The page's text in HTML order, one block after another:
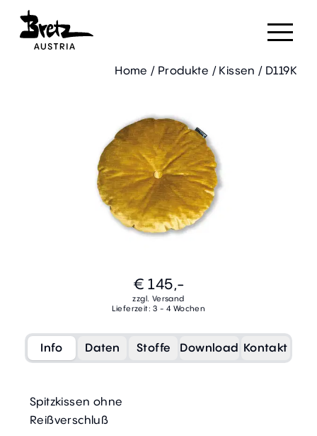
Home / Produkte / Kissen / D119K
€ 145,-
zzgl. Versand
Lieferzeit: 3 - 4 Wochen
Info Daten Stoffe Download Kontakt
Spitzkissen ohne
Reißverschluß